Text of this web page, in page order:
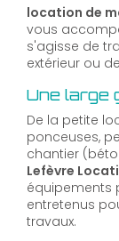
location de
vous
s'agisse de
extérieur ou
Une large
De la petite
ponceuses,
chantier
Lefèvre
équipements
entretenus
travaux.